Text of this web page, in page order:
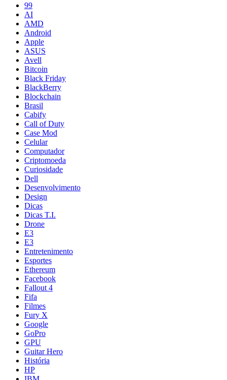
99
AI
AMD
Android
Apple
ASUS
Avell
Bitcoin
Black Friday
BlackBerry
Blockchain
Brasil
Cabify
Call of Duty
Case Mod
Celular
Computador
Criptomoeda
Curiosidade
Dell
Desenvolvimento
Design
Dicas
Dicas T.I.
Drone
E3
E3
Entretenimento
Esportes
Ethereum
Facebook
Fallout 4
Fifa
Filmes
Fury X
Google
GoPro
GPU
Guitar Hero
História
HP